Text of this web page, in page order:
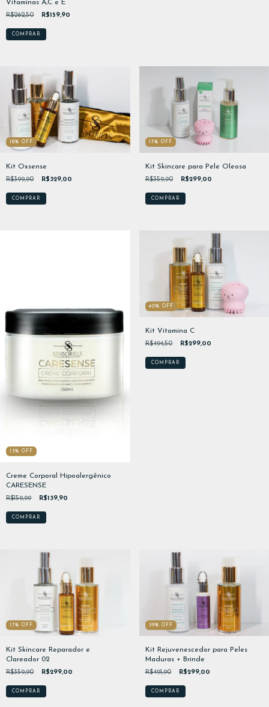
Vitaminas A,C e E
R$262,50 R$159,90
18% OFF
Kit Oxsense
R$399,90 R$329,00
17% OFF
Kit Skincare para Pele Oleosa
R$359,90 R$299,00
13% OFF
Creme Corporal Hipoalergênico
CARESENSE
R$159,99 R$139,90
40% OFF
Kit Vitamina C
R$494,50 R$299,00
17% OFF
Kit Skincare Reparador e
Clareador 02
R$359,90 R$299,00
39% OFF
Kit Rejuvenescedor para Peles
Maduras + Brinde
R$491,90 R$299,00